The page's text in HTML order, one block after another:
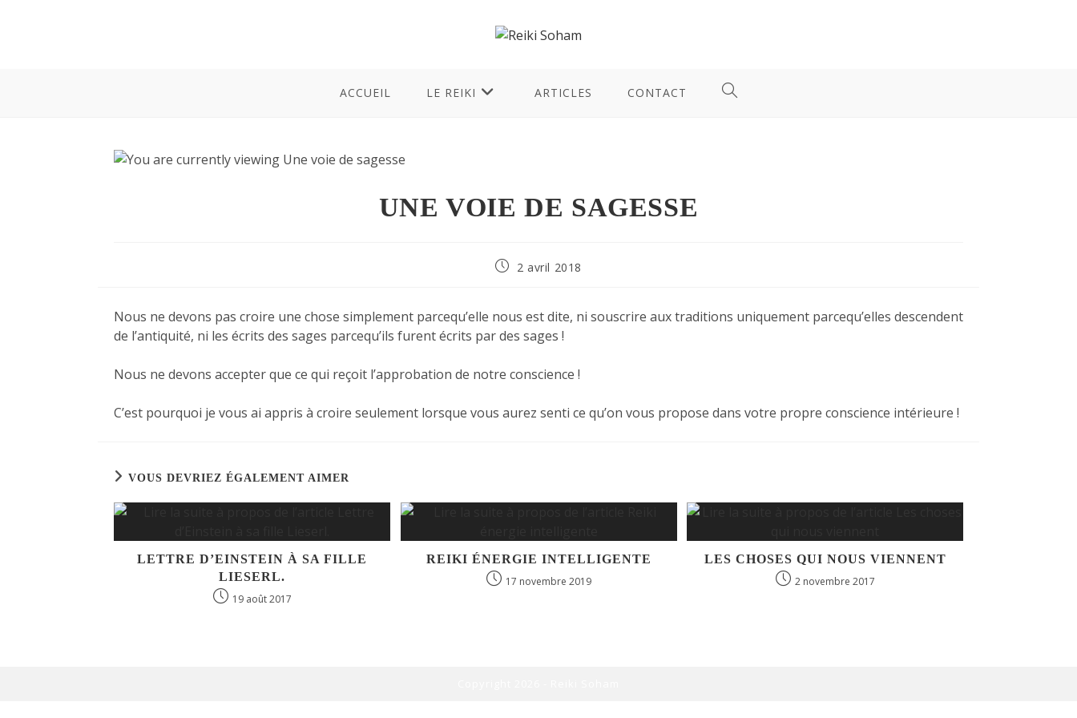
ACCUEIL LE REIKI ARTICLES CONTACT
UNE VOIE DE SAGESSE
2 avril 2018
Nous ne devons pas croire une chose simplement parcequ’elle nous est dite, ni souscrire aux traditions uniquement parcequ’elles descendent
de l’antiquité, ni les écrits des sages parcequ’ils furent écrits par des sages !
Nous ne devons accepter que ce qui reçoit l’approbation de notre conscience !
C’est pourquoi je vous ai appris à croire seulement lorsque vous aurez senti ce qu’on vous propose dans votre propre conscience intérieure !
VOUS DEVRIEZ ÉGALEMENT AIMER
LETTRE D’EINSTEIN À SA FILLE
LIESERL.
19 août 2017
REIKI ÉNERGIE INTELLIGENTE
17 novembre 2019
LES CHOSES QUI NOUS VIENNENT
2 novembre 2017